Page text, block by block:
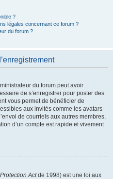
?
légales concernant ce forum ?
du forum ?
du forum peut avoir
de s’enregistrer pour poster des
vous permet de bénéficier de
aux invités comme les avatars
de courriels aux autres membres,
d’un compte est rapide et vivement
Actde 1998) est une loi aux